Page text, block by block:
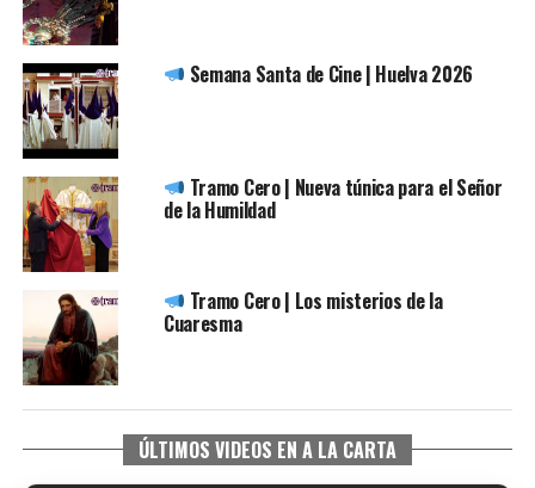
Semana Santa de Cine | Huelva 2026
Tramo Cero | Nueva túnica para el Señor
de la Humildad
Tramo Cero | Los misterios de la
Cuaresma
ÚLTIMOS VIDEOS EN A LA CARTA